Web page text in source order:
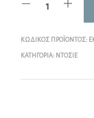
ΚΩΔΙΚΌΣ ΠΡΟΪΌΝΤΟΣ:
ΚΑΤΗΓΟΡΊΑ: ΝΤΟΣΙΈ